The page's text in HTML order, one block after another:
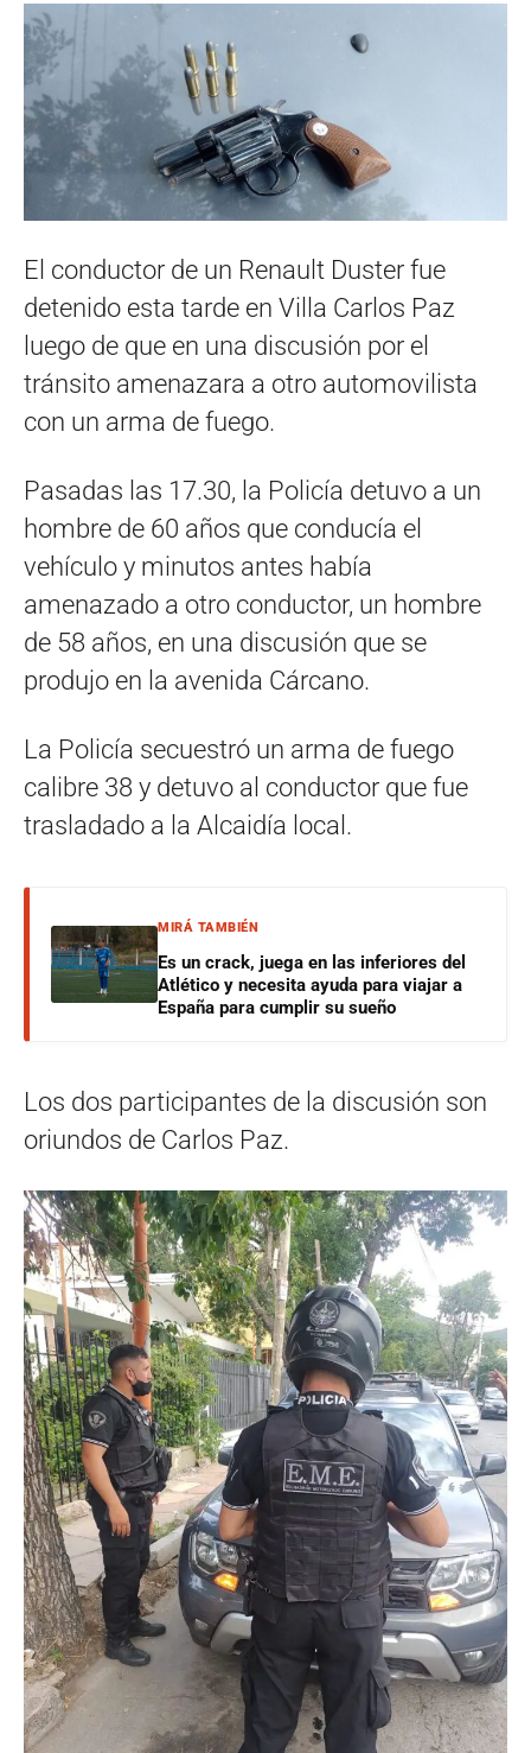
El conductor de un Renault Duster fue
detenido esta tarde en Villa Carlos Paz
luego de que en una discusión por el
tránsito amenazara a otro automovilista
con un arma de fuego.
Pasadas las 17.30, la Policía detuvo a un
hombre de 60 años que conducía el
vehículo y minutos antes había
amenazado a otro conductor, un hombre
de 58 años, en una discusión que se
produjo en la avenida Cárcano.
La Policía secuestró un arma de fuego
calibre 38 y detuvo al conductor que fue
trasladado a la Alcaidía local.
MIRÁ TAMBIÉN
Es un crack, juega en las inferiores del
Atlético y necesita ayuda para viajar a
España para cumplir su sueño
Los dos participantes de la discusión son
oriundos de Carlos Paz.